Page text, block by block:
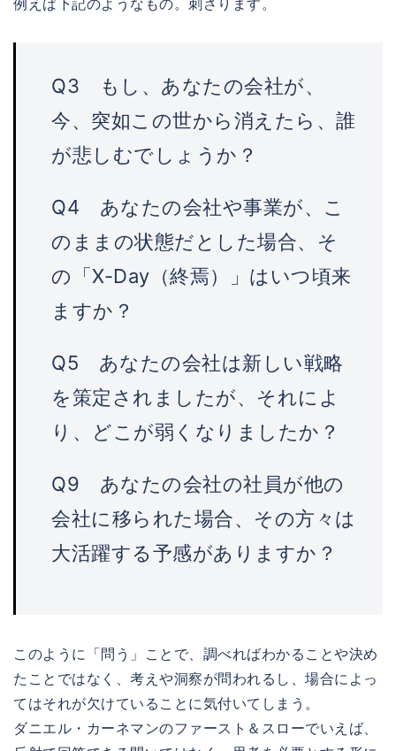
Q3 もし、あなたの会社が、
今、突如この世から消えたら、誰
が悲しむでしょうか？
Q4 あなたの会社や事業が、こ
のままの状態だとした場合、そ
の「X-Day（終焉）」はいつ頃来
ますか？
Q5 あなたの会社は新しい戦略
を策定されましたが、それによ
り、どこが弱くなりましたか？
Q9 あなたの会社の社員が他の
会社に移られた場合、その方々は
大活躍する予感がありますか？
このように「問う」ことで、調べればわかることや決め
たことではなく、考えや洞察が問われるし、場合によっ
てはそれが欠けていることに気付いてしまう。
ダニエル・カーネマンのファースト＆スローでいえば、